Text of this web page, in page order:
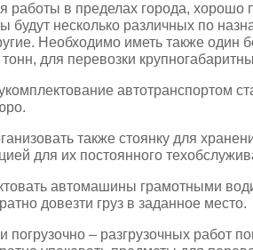
работы в пределах города, хорошо
будут несколько различных по
Необходимо иметь также один
для перевозки
автотранспортом
также стоянку для
для их постоянного
автомашины грамотными
довезти груз в заданное место.
погрузочно – разгрузочных работ